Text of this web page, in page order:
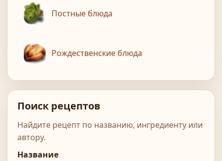
Постные блюда
Рождественские блюда
Поиск рецептов
Найдите рецепт по названию, ингредиенту или
автору.
Название